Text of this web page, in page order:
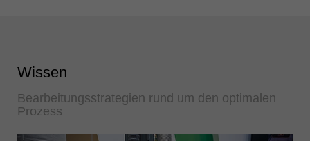
Wissen
Bearbeitungsstrategien rund um den optimalen
Prozess